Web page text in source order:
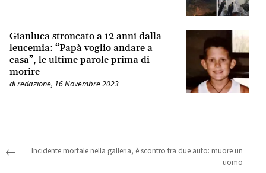
Gianluca stroncato a 12 anni dalla
leucemia: “Papà voglio andare a
casa”, le ultime parole prima di
morire
diredazione, 16 Novembre 2023
Post navigation
Incidente mortale nella galleria, è scontro tra due auto: muore un
uomo